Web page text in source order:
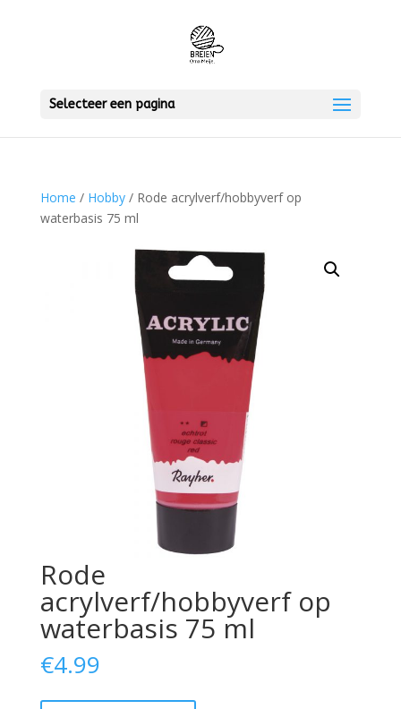
Selecteer een pagina
Home / Hobby/ Rode acrylverf/hobbyverf op
waterbasis 75 ml
Rode
acrylverf/hobbyverf op
waterbasis 75 ml
€4.99